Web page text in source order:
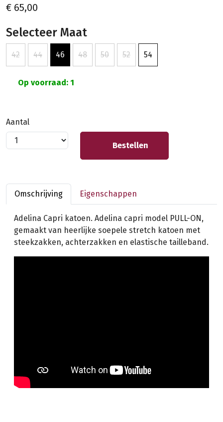
€ 65,00
Selecteer Maat
42 44 46 48 50 52 54
Op voorraad: 1
Aantal
Bestellen
Omschrijving Eigenschappen
Adelina Capri katoen. Adelina capri model PULL-ON,
gemaakt van heerlijke soepele stretch katoen met
steekzakken, achterzakken en elastische tailleband.